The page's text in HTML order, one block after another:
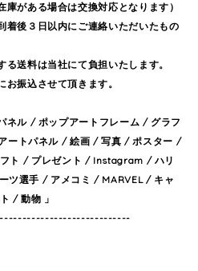
がある場合は交換対応となります）
後３日以内にご連絡いただいたもの
送料は当社にて負担いたします。
振込させて頂きます。
ネル / ポップアートフレーム / グラフ
ートパネル / 絵画 / 写真 / ポスター /
ト / プレゼント / Instagram / ハリ
ツ選手 / アメコミ / MARVEL / キャ
/ 動物 」